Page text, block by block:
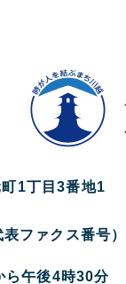
1丁目3番地1
ファクス番号）
ら午後4時30分